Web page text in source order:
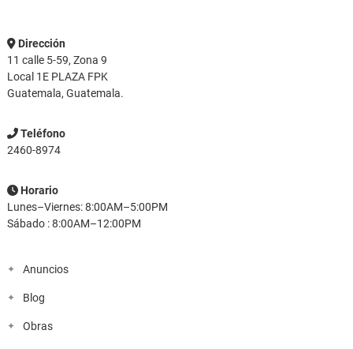
Dirección
11 calle 5-59, Zona 9
Local 1E PLAZA FPK
Guatemala, Guatemala.
Teléfono
2460-8974
Horario
Lunes–Viernes: 8:00AM–5:00PM
Sábado : 8:00AM–12:00PM
Anuncios
Blog
Obras